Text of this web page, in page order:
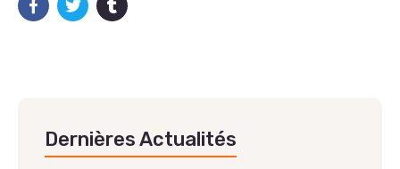
Dernières Actualités